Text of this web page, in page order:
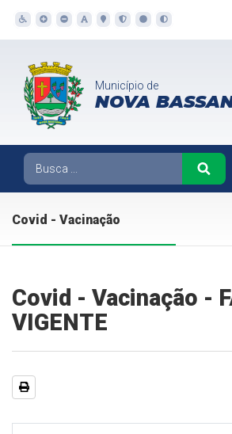
Município de
NOVA
Covid - Vacinação
Covid - Vacinação -
VIGENTE